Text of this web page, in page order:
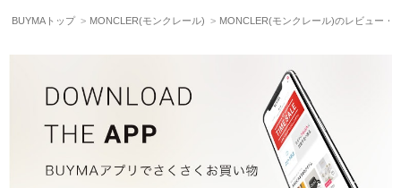
BUYMAトップ MONCLER(モンクレール) MONCLER(モンクレール)のレビュー・